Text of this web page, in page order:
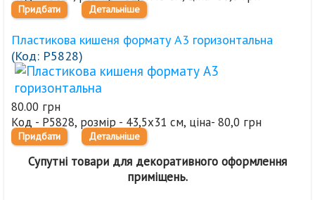
Придбати Детальніше
Пластикова кишеня формату А3 горизонтальна
(Код: Р5828)
80.00 грн
Код - Р5828, розмір - 43,5х31 см, ціна- 80,0 грн
Придбати Детальніше
Супутні товари для декоративного оформлення
приміщень.